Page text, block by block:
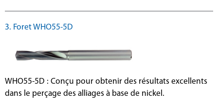
3. Foret WHO55-5D
WHO55-5D : Conçu pour obtenir des résultats excellents
dans le perçage des alliages à base de nickel.